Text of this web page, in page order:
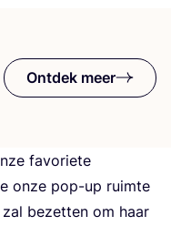
Ontdek meer
favo­rie­te
onze pop-up ruim­te
zal bezet­ten om haar